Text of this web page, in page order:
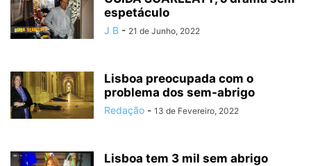
espetáculo
J B - 21 de Junho, 2022
Lisboa preocupada com o
problema dos sem-abrigo
Redação - 13 de Fevereiro, 2022
Lisboa tem 3 mil sem abrigo